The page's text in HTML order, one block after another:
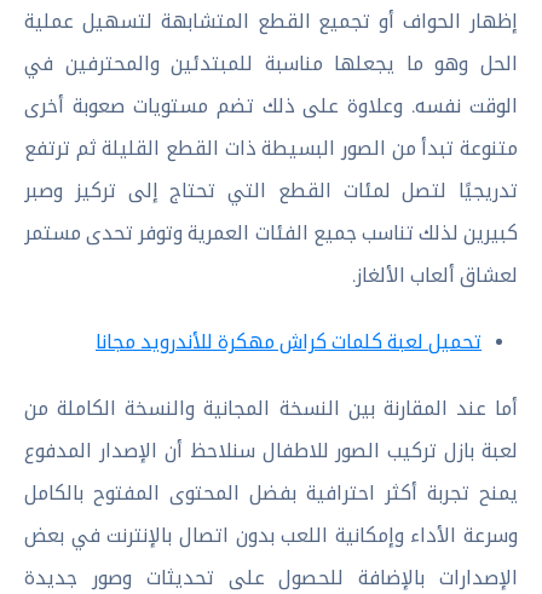
إظهار الحواف أو تجميع القطع المتشابهة لتسهيل عملية
الحل وهو ما يجعلها مناسبة للمبتدئين والمحترفين في
الوقت نفسه. وعلاوة على ذلك تضم مستويات صعوبة أخرى
متنوعة تبدأ من الصور البسيطة ذات القطع القليلة ثم ترتفع
تدريجيًا لتصل لمئات القطع التي تحتاج إلى تركيز وصبر
كبيرين لذلك تناسب جميع الفئات العمرية وتوفر تحدى مستمر
لعشاق ألعاب الألغاز.
تحميل لعبة كلمات كراش مهكرة للأندرويد مجانا
أما عند المقارنة بين النسخة المجانية والنسخة الكاملة من
لعبة بازل تركيب الصور للاطفال سنلاحظ أن الإصدار المدفوع
يمنح تجربة أكثر احترافية بفضل المحتوى المفتوح بالكامل
وسرعة الأداء وإمكانية اللعب بدون اتصال بالإنترنت في بعض
الإصدارات بالإضافة للحصول على تحديثات وصور جديدة